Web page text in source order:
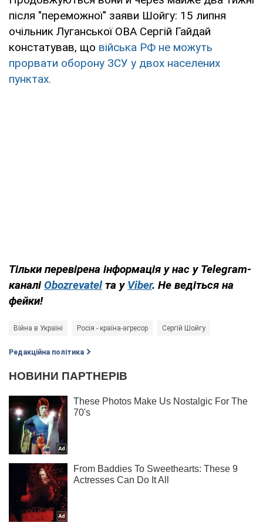
після "переможної" заяви Шойгу: 15 липня
очільник Луганської ОВА Сергій Гайдай
констатував, що війська РФ не можуть
прорвати оборону ЗСУ у двох населених
пунктах.
Тільки перевірена інформація у нас у Telegram-
каналі Obozrevatelта у Viber. Не ведіться на
фейки!
Війна в Україні Росія - країна-агресор Сергій Шойгу
Редакційна політика